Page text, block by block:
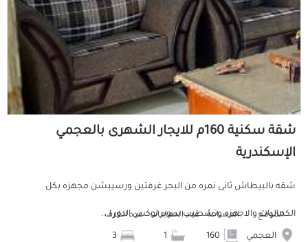
شقة سكنية 160م للايجار الشهرى بالعجمي
الإسكندرية
شقه بالبيطاش ثانى نمره من البحر غرفتين ورسيبشن مجهزه بكل
الكماليات والاجهزه وتشطيب سوبر لوكس الدور ا...
الموقع
العجمي
المساحة عدد الحمامات عدد الغرف